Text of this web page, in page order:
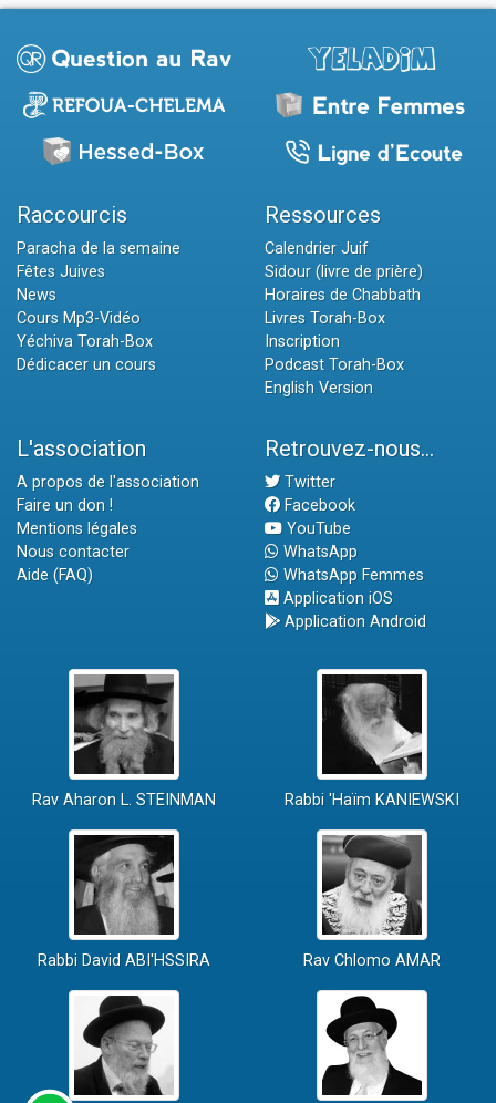
Raccourcis
Paracha de la semaine
Fêtes Juives
News
Cours Mp3-Vidéo
Yéchiva Torah-Box
Dédicacer un cours
Ressources
Calendrier Juif
Sidour (livre de prière)
Horaires de Chabbath
Livres Torah-Box
Inscription
Podcast Torah-Box
English Version
L'association
A propos de l'association
Faire un don !
Mentions légales
Nous contacter
Aide (FAQ)
Retrouvez-nous...
Twitter
Facebook
YouTube
WhatsApp
WhatsApp Femmes
Application iOS
Application Android
Rav Aharon L. STEINMAN Rabbi 'Haïm KANIEWSKI
Rabbi David ABI'HSSIRA Rav Chlomo AMAR